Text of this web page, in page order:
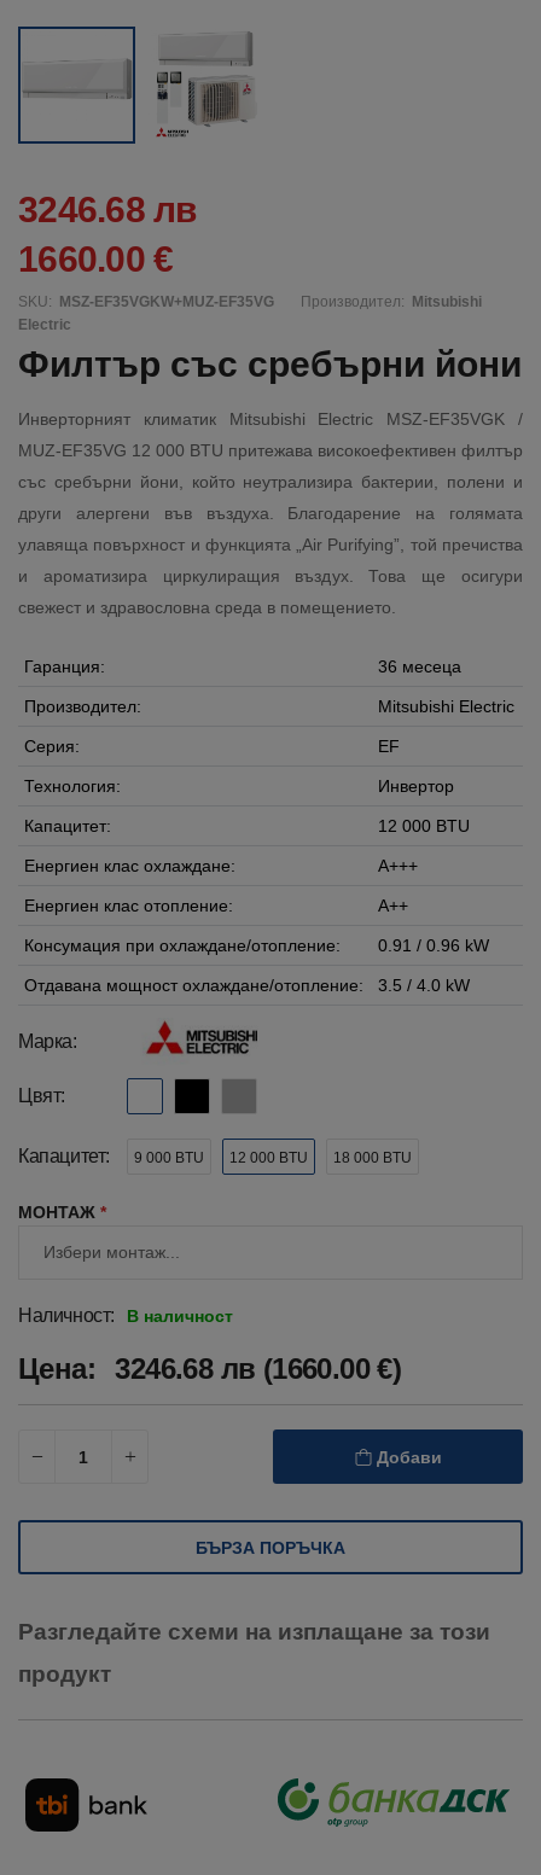
3246.68 лв
1660.00 €
SKU: MSZ-EF35VGKW+MUZ-EF35VG Производител:
Mitsubishi
Electric
Филтър със сребърни йони
Инверторният климатик Mitsubishi Electric MSZ-EF35VGK /
MUZ-EF35VG 12 000 BTU притежава високоефективен филтър
със сребърни йони, който неутрализира бактерии, полени и
други алергени във въздуха. Благодарение на голямата
улавяща повърхност и функцията „Air Purifying”, той пречиства
и ароматизира циркулиращия въздух. Това ще осигури
свежест и здравословна среда в помещението.
Гаранция: 36 месеца
Производител: Mitsubishi Electric
Серия: EF
Технология: Инвертор
Капацитет: 12 000 BTU
Енергиен клас охлаждане: A+++
Енергиен клас отопление: A++
Консумация при охлаждане/отопление: 0.91 / 0.96 kW
Отдавана мощност охлаждане/отопление: 3.5 / 4.0 kW
Марка:
Цвят:
Капацитет: 9 000 BTU 12 000 BTU 18 000 BTU
МОНТАЖ *
Наличност: В наличност
Цена: 3246.68 лв (1660.00 €)
Добави
БЪРЗА ПОРЪЧКА
Разгледайте схеми на изплащане за този
продукт